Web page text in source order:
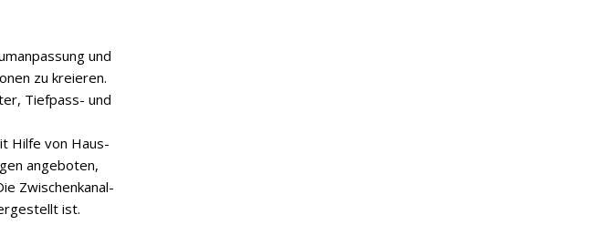
und
zu kreieren.
Tiefpass- und
Hilfe von Haus-
angeboten,
Zwischenkanal-
ist.